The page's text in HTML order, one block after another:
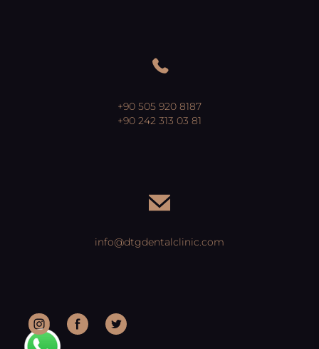
+90 505 920 8187
+90 242 313 03 81
info@dtgdentalclinic.com